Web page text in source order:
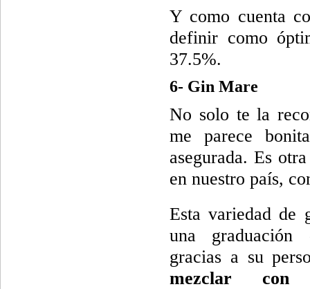
Y como cuenta
definir como
37.5%.
6- Gin Mare
No solo te la
me parece
asegurada. Es
en nuestro país,
Esta variedad de
una
gracias a su
mezclar con